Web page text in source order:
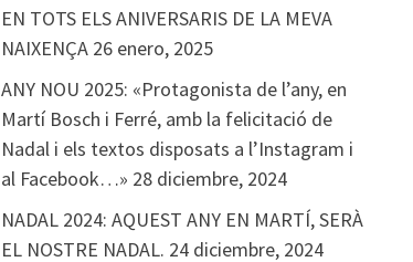
EN TOTS ELS ANIVERSARIS DE LA MEVA
NAIXENÇA 26 enero, 2025
ANY NOU 2025: «Protagonista de l’any, en
Martí Bosch i Ferré, amb la felicitació de
Nadal i els textos disposats a l’Instagram i
al Facebook…» 28 diciembre, 2024
NADAL 2024: AQUEST ANY EN MARTÍ, SERÀ
EL NOSTRE NADAL. 24 diciembre, 2024